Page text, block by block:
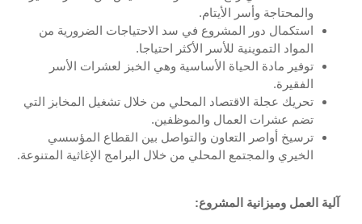
والمحتاجة وأسر الأيتام.
استكمال دور المشروع في سد الاحتياجات الضرورية من
المواد التموينية للأسر الأكثر احتياجا.
توفير مادة الحياة الأساسية وهي الخبز لعشرات الأسر
الفقيرة.
تحريك عجلة الاقتصاد المحلي من خلال تشغيل المخابز التي
تضم عشرات العمال والموظفين.
ترسيخ أواصر التعاون والتواصل بين القطاع المؤسسي
الخيري والمجتمع المحلي من خلال البرامج الإغاثية المتنوعة.
آلية العمل وميزانية المشروع: